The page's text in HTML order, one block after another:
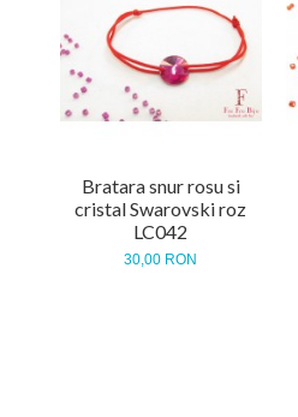
Bratara snur rosu si
cristal Swarovski roz
LC042
30,00 RON